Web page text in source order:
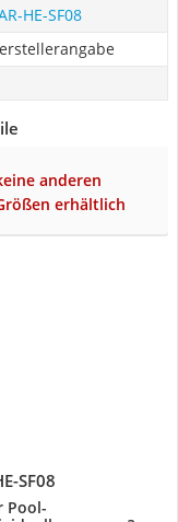
HE-SF08
anderen
erhältlich
SF08
Pool-